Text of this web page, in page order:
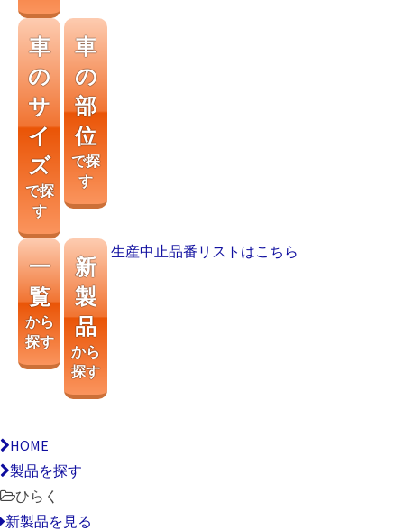
車
の
サ
イ
ズ
で探
す
車
の
部
位
で探
す
一
覧
から
探す
新
製
品
から
探す
生産中止品番リストはこちら
HOME
製品を探す
ひらく
新製品を見る